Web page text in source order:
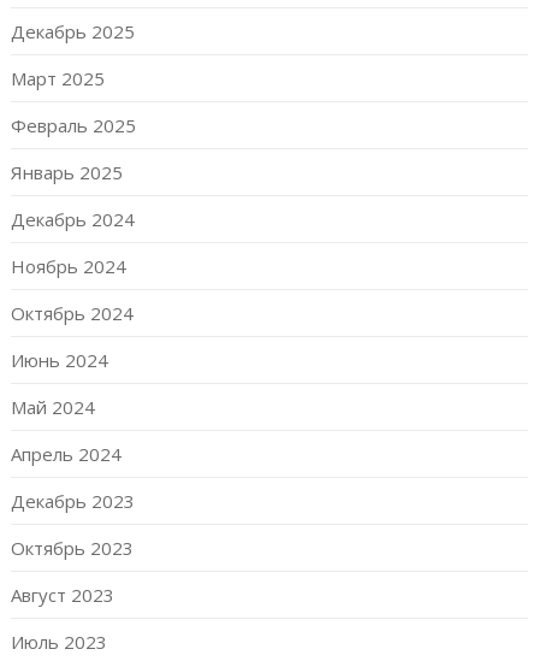
Декабрь 2025
Март 2025
Февраль 2025
Январь 2025
Декабрь 2024
Ноябрь 2024
Октябрь 2024
Июнь 2024
Май 2024
Апрель 2024
Декабрь 2023
Октябрь 2023
Август 2023
Июль 2023